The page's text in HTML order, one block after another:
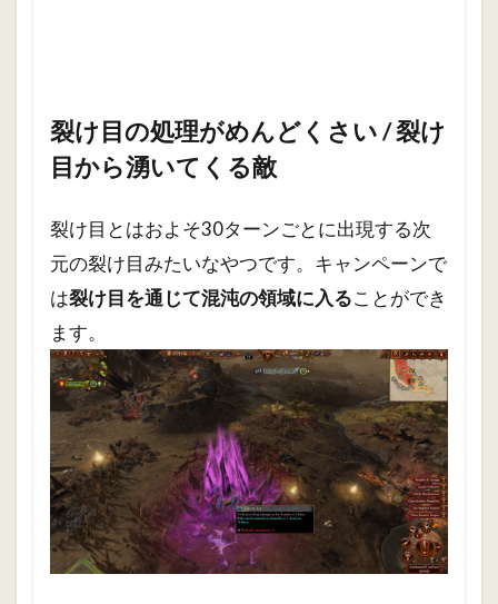
裂け目の処理がめんどくさい / 裂け
目から湧いてくる敵
裂け目とはおよそ30ターンごとに出現する次
元の裂け目みたいなやつです。キャンペーンで
は裂け目を通じて混沌の領域に入ることができ
ます。